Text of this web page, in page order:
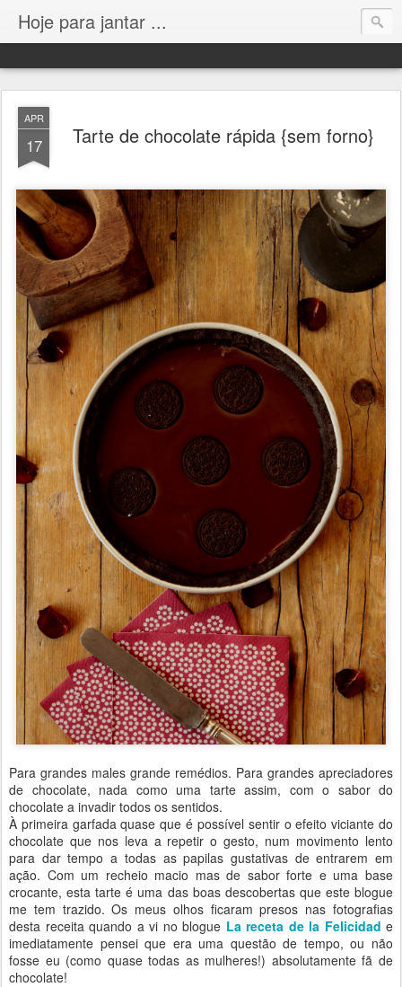
Hoje para jantar ...
APR
17 Tarte de chocolate rápida {sem forno}
Para grandes males grande remédios. Para grandes apreciadores
de chocolate, nada como uma tarte assim, com o sabor do
chocolate a invadir todos os sentidos.
À primeira garfada quase que é possível sentir o efeito viciante do
chocolate que nos leva a repetir o gesto, num movimento lento
para dar tempo a todas as papilas gustativas de entrarem em
ação. Com um recheio macio mas de sabor forte e uma base
crocante, esta tarte é uma das boas descobertas que este blogue
me tem trazido. Os meus olhos ficaram presos nas fotografias
desta receita quando a vi no blogue La receta de la Felicidad e
imediatamente pensei que era uma questão de tempo, ou não
fosse eu (como quase todas as mulheres!) absolutamente fã de
chocolate!